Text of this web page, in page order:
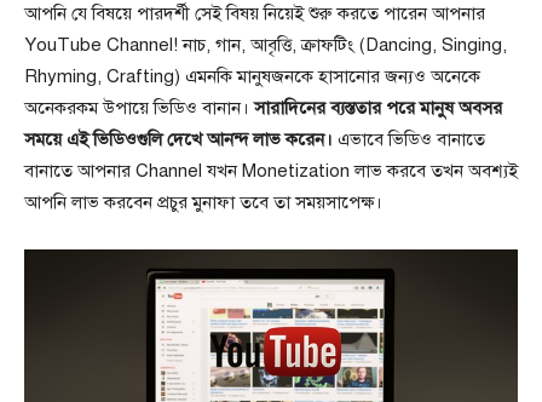
আপনি যে বিষয়ে পারদর্শী সেই বিষয় নিয়েই শুরু করতে পারেন আপনার
YouTube Channel! নাচ, গান, আবৃত্তি, ক্রাফটিং (Dancing, Singing,
Rhyming, Crafting) এমনকি মানুষজনকে হাসানোর জন্যও অনেকে
অনেকরকম উপায়ে ভিডিও বানান।সারাদিনের ব্যস্ততার পরে মানুষ অবসর
সময়ে এই ভিডিওগুলি দেখে আনন্দ লাভ করেন। এভাবে ভিডিও বানাতে
বানাতে আপনার Channel যখন Monetization লাভ করবে তখন অবশ্যই
আপনি লাভ করবেন প্রচুর মুনাফা তবে তা সময়সাপেক্ষ।